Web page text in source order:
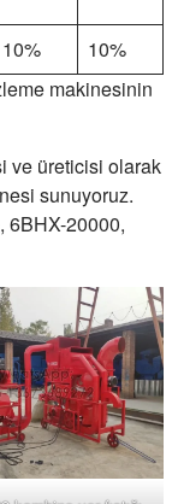
10%
10%
makinesinin
ve üreticisi olarak
sunuyoruz.
6BHX-20000,